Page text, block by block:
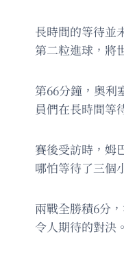
長時間的等待並
第二粒進球，將
第66分鐘，奧利
員們在長時間等
賽後受訪時，姆
哪怕等待了三個
兩戰全勝積6分
令人期待的對決。